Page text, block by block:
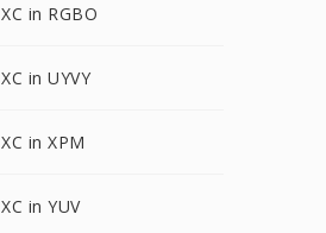
XC in RGBO
XC in UYVY
XC in XPM
XC in YUV